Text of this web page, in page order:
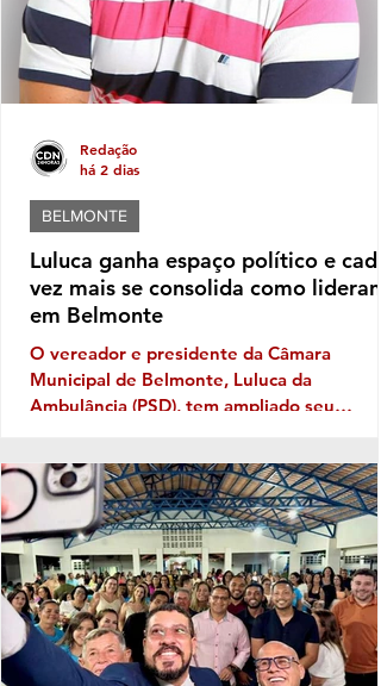
Luluca ganha espaço político e cada
vez mais se consolida como
em Belmonte
O vereador e presidente da Câmara
Municipal de Belmonte, Luluca da
Ambulância (PSD), tem ampliado seu
musculatura política deve aumentar ainda
mais este ano, caso se confirme a
expectativa da votação de Fabíola Mansur,
nome defendido por Luluca para estadual,
sendo a mais votada dentro do núcleo
político governista que tem dois nomes na
disputa, o nome do prefeito e Fabíola,
candidata de Luluca. Luluca conaeguiu ao
longo dos anos montar
BELMONTE
Redação
há 2 dias